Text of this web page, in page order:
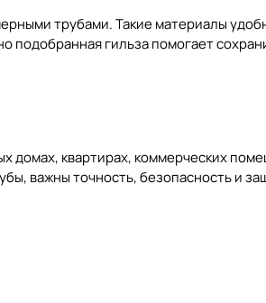
трубами. Такие материалы
гильза помогает
квартирах, коммерческих
важны точность, безопасность и